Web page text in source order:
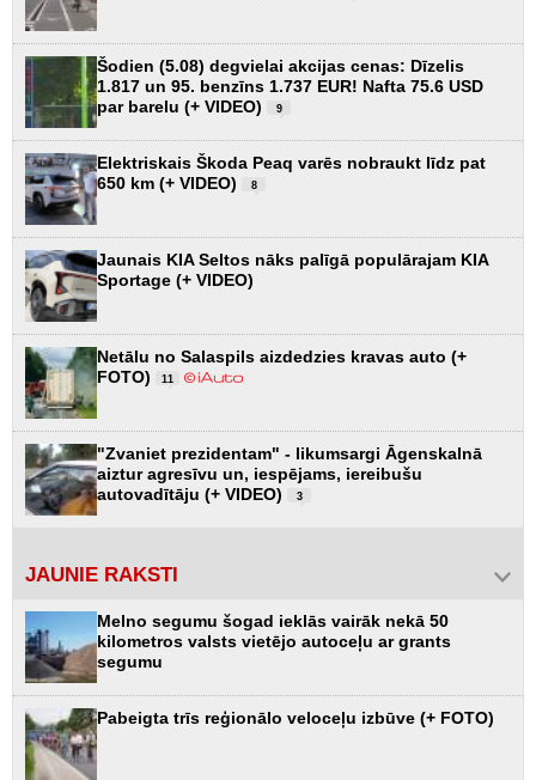
Šodien (5.08) degvielai akcijas cenas: Dīzelis
1.817 un 95. benzīns 1.737 EUR! Nafta 75.6 USD
par barelu (+ VIDEO)
9
Elektriskais Škoda Peaq varēs nobraukt līdz pat
650 km (+ VIDEO)
8
Jaunais KIA Seltos nāks palīgā populārajam KIA
Sportage (+ VIDEO)
Netālu no Salaspils aizdedzies kravas auto (+
FOTO)
11
"Zvaniet prezidentam" - likumsargi Āgenskalnā
aiztur agresīvu un, iespējams, iereibušu
autovadītāju (+ VIDEO)
3
JAUNIE RAKSTI
Melno segumu šogad ieklās vairāk nekā 50
kilometros valsts vietējo autoceļu ar grants
segumu
Pabeigta trīs reģionālo veloceļu izbūve (+ FOTO)